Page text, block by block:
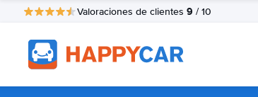
Valoraciones de clientes 9 / 10